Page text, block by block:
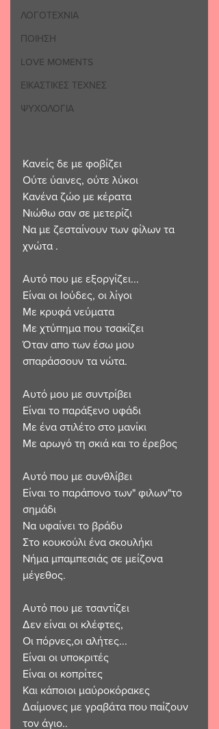
ΛΟΓΟΤΕΧΝΙΑ
ΠΟΙΗΣΗ
LOVE MOMENTS
ΕΙΚΑΣΤΙΚΕΣ ΤΕΧΝΕΣ
ΨΥΧΟΛΟΓΙΑ
Κανείς δε με φοβίζει
Ούτε ύαινες, ούτε λύκοι
Κανένα ζώο με κέρατα
Νιώθω σαν σε μετερίζι
Να με ζεσταίνουν των φίλων τα
χνώτα .
Αυτό που με εξοργίζει...
Είναι οι Ιούδες, οι λίγοι
Με κρυφά νεύματα
Με χτύπημα που τσακίζει
Όταν απο των έσω μου
σπαράσσουν τα νώτα.
Αυτό μου με συντρίβει
Είναι το παράξενο υφάδι
Με ένα στιλέτο στο μανίκι
Με αρωγό τη σκιά και το έρεβος
Αυτό που με συνθλίβει
Είναι το παράπονο των" φιλων"το
σημάδι
Να υφαίνει το βράδυ
Στο κουκούλι ένα σκουλήκι
Νήμα μπαμπεσιάς σε μείζονα
μέγεθος.
Αυτό που με τσαντίζει
Δεν είναι οι κλέφτες,
Οι πόρνες,οι αλήτες...
Είναι οι υποκριτές
Είναι οι κοπρίτες
Και κάποιοι μαύροκόρακες
Δαίμονες με γραβάτα που παίζουν
τον άγιο..